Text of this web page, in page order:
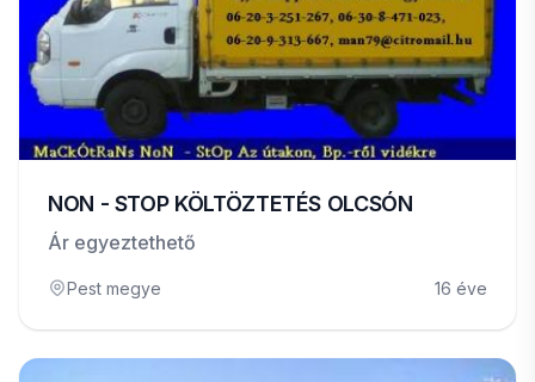
NON - STOP KÖLTÖZTETÉS OLCSÓN
Ár egyeztethető
Pest megye 16 éve